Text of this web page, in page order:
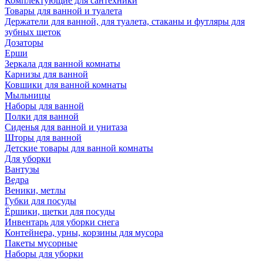
Товары для ванной и туалета
Держатели для ванной, для туалета, стаканы и футляры для
зубных щеток
Дозаторы
Ерши
Зеркала для ванной комнаты
Карнизы для ванной
Ковшики для ванной комнаты
Мыльницы
Наборы для ванной
Полки для ванной
Сиденья для ванной и унитаза
Шторы для ванной
Детские товары для ванной комнаты
Для уборки
Вантузы
Ведра
Веники, метлы
Губки для посуды
Ёршики, щетки для посуды
Инвентарь для уборки снега
Контейнера, урны, корзины для мусора
Пакеты мусорные
Наборы для уборки